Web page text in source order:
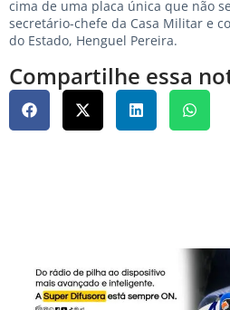
cima de uma placa única que não
secretário-chefe da Casa Militar e
do Estado, Henguel Pereira.
Compartilhe essa